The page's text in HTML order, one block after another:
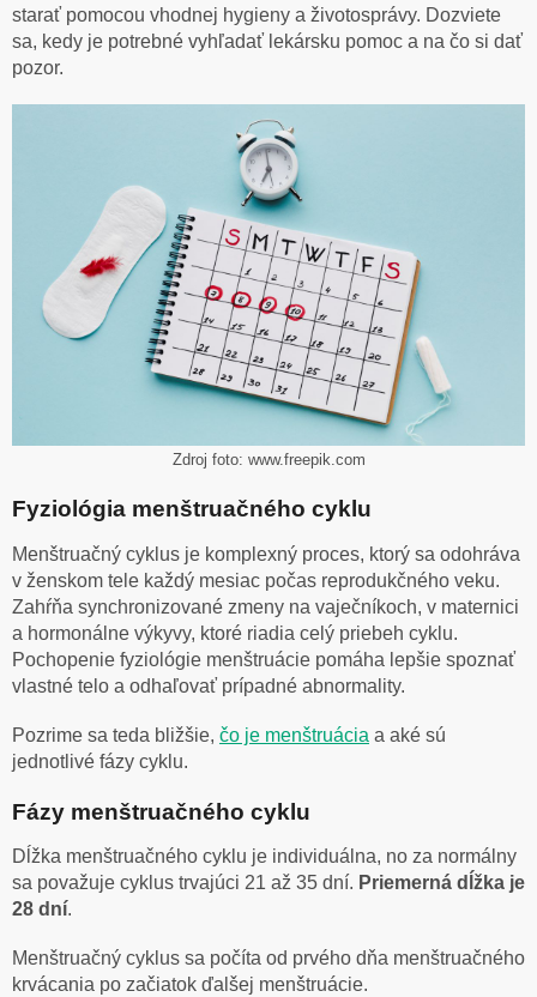
starať pomocou vhodnej hygieny a životosprávy. Dozviete
sa, kedy je potrebné vyhľadať lekársku pomoc a na čo si dať
pozor.
Zdroj foto: www.freepik.com
Fyziológia menštruačného cyklu
Menštruačný cyklus je komplexný proces, ktorý sa odohráva
v ženskom tele každý mesiac počas reprodukčného veku.
Zahŕňa synchronizované zmeny na vaječníkoch, v maternici
a hormonálne výkyvy, ktoré riadia celý priebeh cyklu.
Pochopenie fyziológie menštruácie pomáha lepšie spoznať
vlastné telo a odhaľovať prípadné abnormality.
Pozrime sa teda bližšie, čo je menštruácia a aké sú
jednotlivé fázy cyklu.
Fázy menštruačného cyklu
Dĺžka menštruačného cyklu je individuálna, no za normálny
sa považuje cyklus trvajúci 21 až 35 dní. Priemerná dĺžka je
28 dní.
Menštruačný cyklus sa počíta od prvého dňa menštruačného
krvácania po začiatok ďalšej menštruácie.